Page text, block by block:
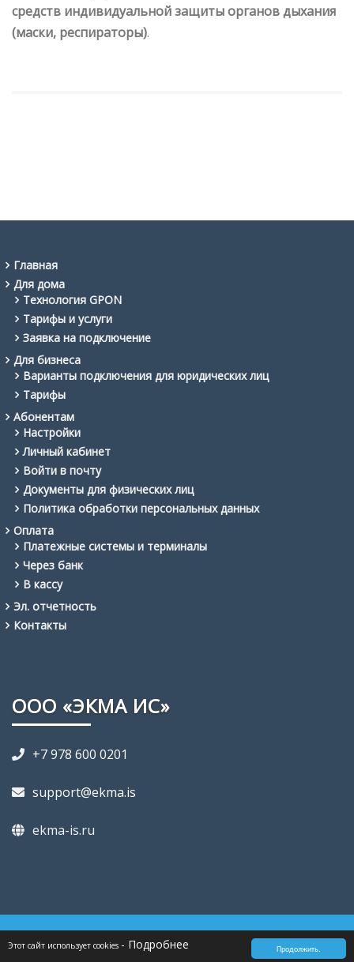
Продолжить.
Этот сайт использует cookies - Подробнее
средств индивидуальной защиты органов дыхания
(маски, респираторы).
Главная
Для дома
Технология GPON
Тарифы и услуги
Заявка на подключение
Для бизнеса
Варианты подключения для юридических лиц
Тарифы
Абонентам
Настройки
Личный кабинет
Войти в почту
Документы для физических лиц
Политика обработки персональных данных
Оплата
Платежные системы и терминалы
Через банк
В кассу
Эл. отчетность
Контакты
ООО «ЭКМА ИС»
+7 978 600 0201
support@ekma.is
ekma-is.ru